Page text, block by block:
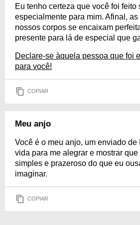
Eu tenho certeza que você foi feito
especialmente para mim. Afinal,
nossos corpos se encaixam
presente para lá de especial que
Declare-se àquela pessoa que foi
para você!
COPIAR
Meu anjo
Você é o meu anjo, um enviado de
vida para me alegrar e mostrar
simples e prazeroso do que eu
imaginar.
COPIAR